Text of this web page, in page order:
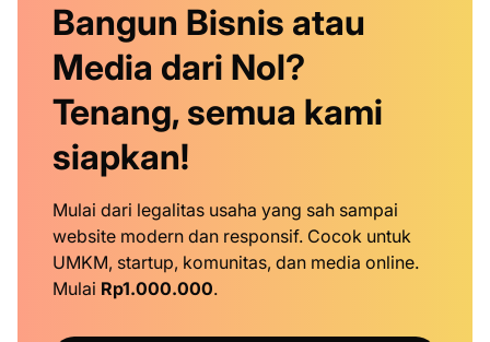
Bangun Bisnis atau
Media dari Nol?
Tenang, semua kami
siapkan!
Mulai dari legalitas usaha yang sah sampai
website modern dan responsif. Cocok untuk
UMKM, startup, komunitas, dan media online.
Mulai Rp1.000.000.